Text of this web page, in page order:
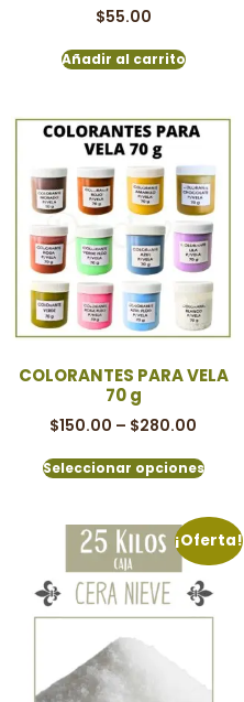
$55.00
Añadir al carrito
COLORANTES PARA VELA
70 g
$150.00 – $280.00
Seleccionar opciones
¡Oferta!